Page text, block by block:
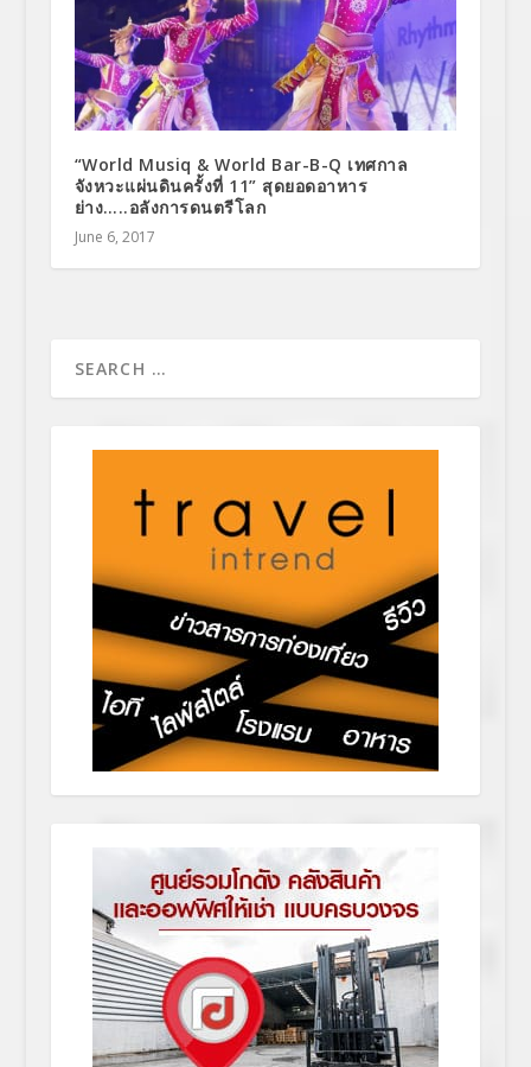
“World Musiq & World Bar-B-Q เทศกาล
จังหวะแผ่นดินครั้งที่ 11” สุดยอดอาหาร
ย่าง…..อลังการดนตรีโลก
June 6, 2017